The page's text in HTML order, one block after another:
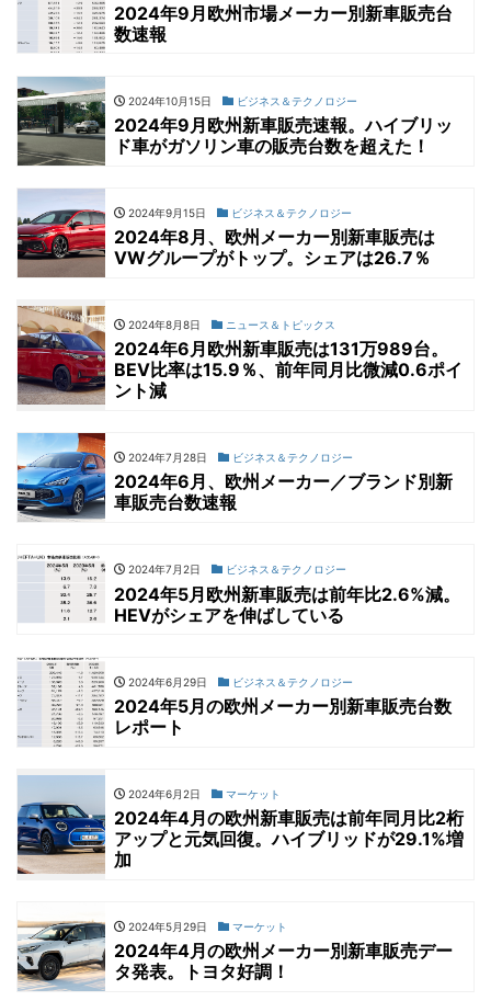
2024年9月欧州市場メーカー別新車販売台
数速報
2024年10月15日 ビジネス＆テクノロジー
2024年9月欧州新車販売速報。ハイブリッ
ド車がガソリン車の販売台数を超えた！
2024年9月15日 ビジネス＆テクノロジー
2024年8月、欧州メーカー別新車販売は
VWグループがトップ。シェアは26.7％
2024年8月8日 ニュース＆トピックス
2024年6月欧州新車販売は131万989台。
BEV比率は15.9％、前年同月比微減0.6ポイ
ント減
2024年7月28日 ビジネス＆テクノロジー
2024年6月、欧州メーカー／ブランド別新
車販売台数速報
2024年7月2日 ビジネス＆テクノロジー
2024年5月欧州新車販売は前年比2.6%減。
HEVがシェアを伸ばしている
2024年6月29日 ビジネス＆テクノロジー
2024年5月の欧州メーカー別新車販売台数
レポート
2024年6月2日 マーケット
2024年4月の欧州新車販売は前年同月比2桁
アップと元気回復。ハイブリッドが29.1%増
加
2024年5月29日 マーケット
2024年4月の欧州メーカー別新車販売デー
タ発表。トヨタ好調！